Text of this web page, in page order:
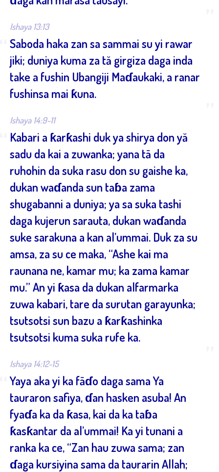
Ishaya 13:13
Saboda haka zan sa sammai su yi rawar
jiki; duniya kuma za tă girgiza daga inda
take a fushin Ubangiji Maɗaukaki, a ranar
fushinsa mai ƙuna.
Ishaya 14:9-11
Kabari a ƙarƙashi duk ya shirya don yă
sadu da kai a zuwanka; yana tā da
ruhohin da suka rasu don su gaishe ka,
dukan waɗanda sun taɓa zama
shugabanni a duniya; ya sa suka tashi
daga kujerun sarauta, dukan waɗanda
suke sarakuna a kan al’ummai. Duk za su
amsa, za su ce maka, “Ashe kai ma
raunana ne, kamar mu; ka zama kamar
mu.” An yi ƙasa da dukan alfarmarka
zuwa kabari, tare da surutan garayunka;
tsutsotsi sun bazu a ƙarƙashinka
tsutsotsi kuma suka rufe ka.
Ishaya 14:12-15
Yaya aka yi ka fāɗo daga sama Ya
tauraron safiya, ɗan hasken asuba! An
fyaɗa ka da ƙasa, kai da ka taɓa
ƙasƙantar da al’ummai! Ka yi tunani a
ranka ka ce, “Zan hau zuwa sama; zan
ɗaga kursiyina sama da taurarin Allah;